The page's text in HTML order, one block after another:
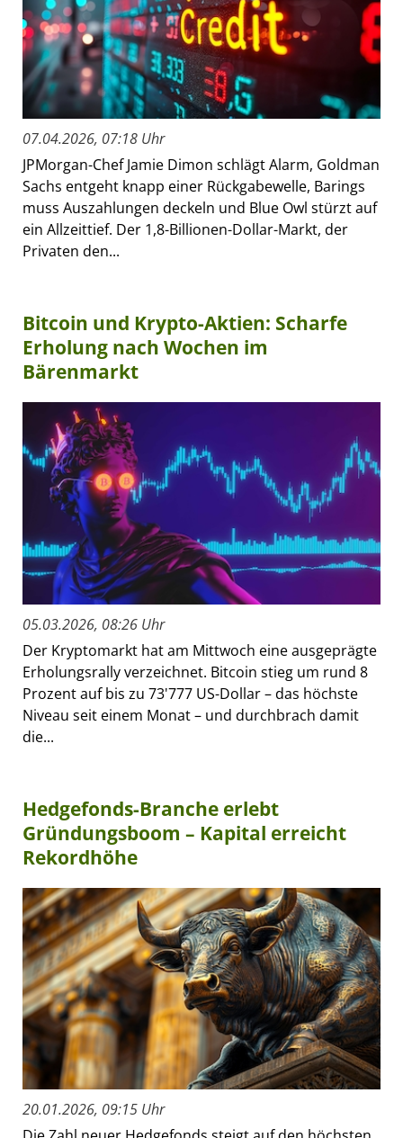
07.04.2026, 07:18 Uhr
JPMorgan-Chef Jamie Dimon schlägt Alarm, Goldman
Sachs entgeht knapp einer Rückgabewelle, Barings
muss Auszahlungen deckeln und Blue Owl stürzt auf
ein Allzeittief. Der 1,8-Billionen-Dollar-Markt, der
Privaten den...
Bitcoin und Krypto-Aktien: Scharfe
Erholung nach Wochen im
Bärenmarkt
05.03.2026, 08:26 Uhr
Der Kryptomarkt hat am Mittwoch eine ausgeprägte
Erholungsrally verzeichnet. Bitcoin stieg um rund 8
Prozent auf bis zu 73'777 US-Dollar – das höchste
Niveau seit einem Monat – und durchbrach damit
die...
Hedgefonds-Branche erlebt
Gründungsboom – Kapital erreicht
Rekordhöhe
20.01.2026, 09:15 Uhr